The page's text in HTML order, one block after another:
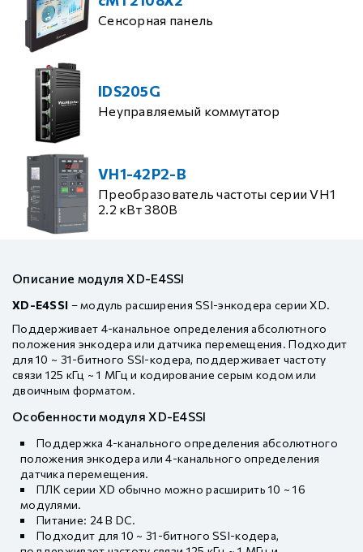
Сенсорная панель
IDS205G
Неуправляемый коммутатор
VH1-42P2-B
Преобразователь частоты серии VH1
2.2 кВт 380В
Описание модуля XD-E4SSI
XD-E4SSI – модуль расширения SSI-энкодера серии XD.
Поддерживает 4-канальное определения абсолютного
положения энкодера или датчика перемещения. Подходит
для 10 ~ 31-битного SSI-кодера, поддерживает частоту
связи 125 кГц ~ 1 МГц и кодирование серым кодом или
двоичным форматом.
Особенности модуля XD-E4SSI
Поддержка 4-канального определения абсолютного
положения энкодера или 4-канального определения
датчика перемещения.
ПЛК серии XD обычно можно расширить 10 ~ 16
модулями.
Питание: 24 В DC.
Подходит для 10 ~ 31-битного SSI-кодера,